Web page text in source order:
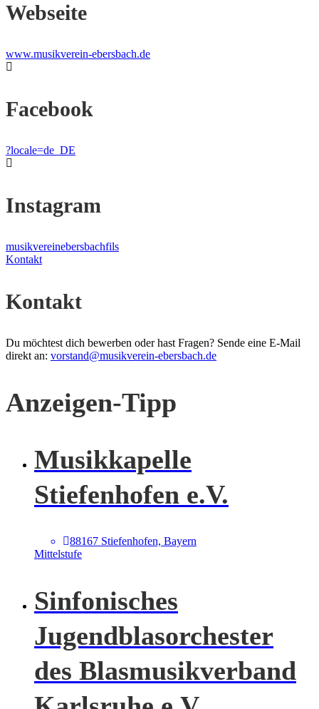
Webseite
www.musikverein-ebersbach.de
Facebook
?locale=de_DE
Instagram
musikvereinebersbachfils
Kontakt
Kontakt
Du möchtest dich bewerben oder hast Fragen? Sende eine E-Mail
direkt an: vorstand@musikverein-ebersbach.de
Anzeigen-Tipp
Musikkapelle
Stiefenhofen e.V.
88167 Stiefenhofen, Bayern
Mittelstufe
Sinfonisches
Jugendblasorchester
des Blasmusikverband